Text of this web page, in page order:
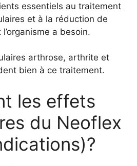
essentiels au traitement
et à la réduction de
a besoin.
arthrose, arthrite et
bien à ce traitement.
les effets
du Neoflex